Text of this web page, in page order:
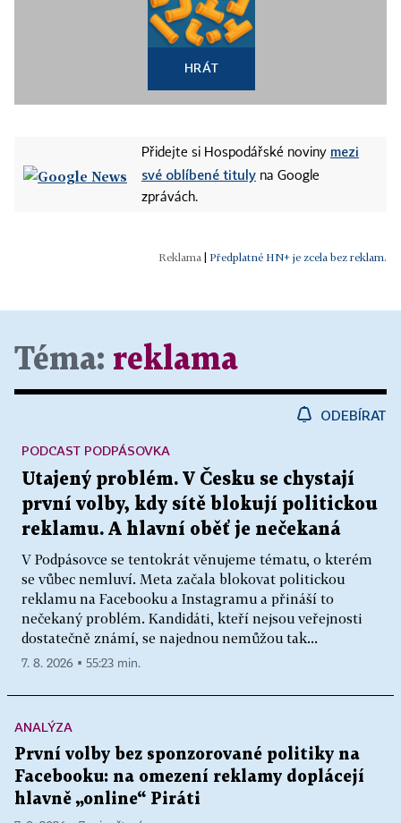
HRÁT
Přidejte si Hospodářské noviny mezi
své oblíbené tituly na Google
zprávách.
Předplatné HN+ je zcela bez reklam.
Téma: reklama
ODEBÍRAT
Utajený problém. V Česku se chystají
první volby, kdy sítě blokují politickou
reklamu. A hlavní oběť je nečekaná
V Podpásovce se tentokrát věnujeme tématu, o kterém
se vůbec nemluví. Meta začala blokovat politickou
reklamu na Facebooku a Instagramu a přináší to
nečekaný problém. Kandidáti, kteří nejsou veřejnosti
dostatečně známí, se najednou nemůžou tak...
PODCAST PODPÁSOVKA
7. 8. 2026 ▪ 55:23 min.
ANALÝZA
První volby bez sponzorované politiky na
Facebooku: na omezení reklamy doplácejí
hlavně „online“ Piráti